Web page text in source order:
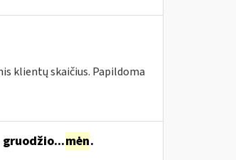
klientų skaičius. Papildoma
mėn.